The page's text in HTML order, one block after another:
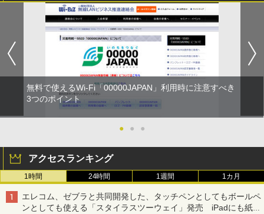
無料で使えるWi-Fi「00000JAPAN」利用時に注意すべき
3つのポイント
● ● ●
アクセスランキング
1時間 24時間 1週間 1カ月
エレコム、ゼブラと共同開発した、タッチペンとしてもボールペ
ンとしても使える「スタイラスツーウェイ」発売 iPadにも紙に